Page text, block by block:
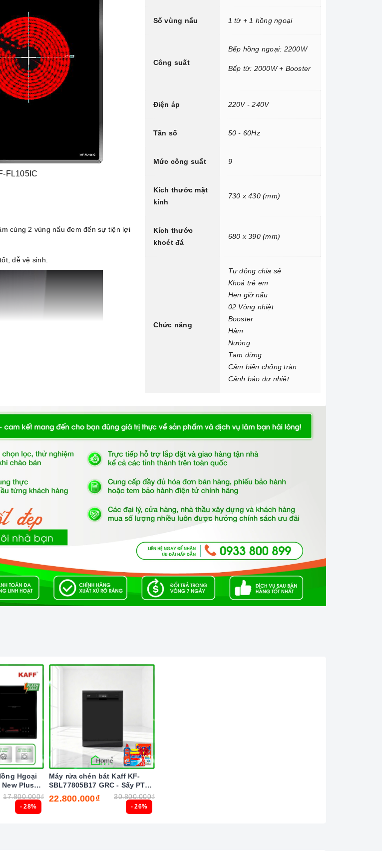
FL105IC
cùng 2 vùng nấu đem đến sự tiện lợi
dễ vệ sinh.
suất cho các vùng nấu khác nhau.
tung làm thay đổi chương trình nấu
Số vùng nấu 1 từ + 1 hồng ngoại
Công suất
Bếp hồng ngoại: 2200W
Bếp từ: 2000W + Booster
Điện áp 220V - 240V
Tần số 50 - 60Hz
Mức công suất 9
Kích thước mặt
kính
730 x 430 (mm)
Kích thước
khoét đá
680 x 390 (mm)
Chức năng
Tự động chia sẻ
Khoá trẻ em
Hẹn giờ nấu
02 Vòng nhiệt
Booster
Hâm
Nướng
Tạm dừng
Cảm biến chống tràn
Cảnh báo dư nhiệt
- 28%
Hgoại
New Plus
17.800.000₫
- 26%
Máy rửa chén bát Kaff KF-
SBL77805B17 GRC - Sấy PTC
Tự động (New 2026)
22.800.000₫ 30.800.000₫